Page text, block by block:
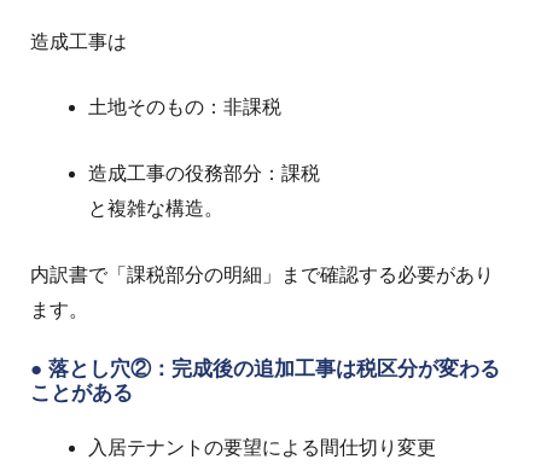
造成工事は
土地そのもの：非課税
造成工事の役務部分：課税
と複雑な構造。
内訳書で「課税部分の明細」まで確認する必要があり
ます。
● 落とし穴②：完成後の追加工事は税区分が変わる
ことがある
入居テナントの要望による間仕切り変更